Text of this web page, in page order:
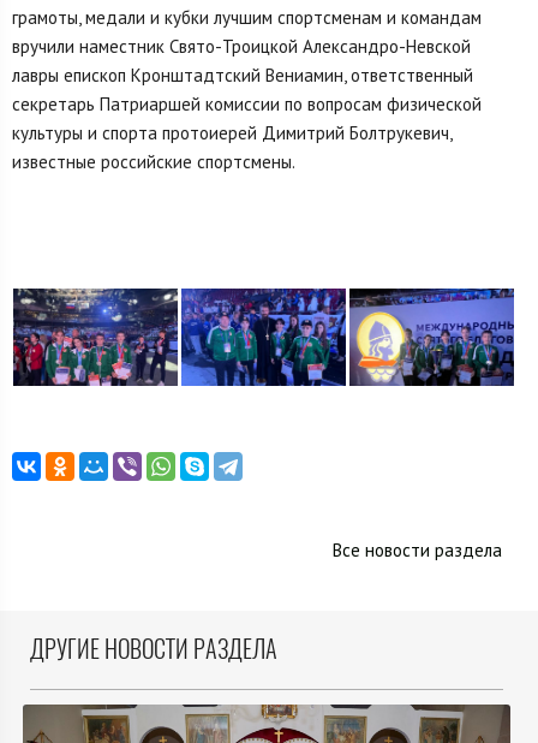
грамоты, медали и кубки лучшим спортсменам и командам
вручили наместник Свято-Троицкой Александро-Невской
лавры епископ Кронштадтский Вениамин, ответственный
секретарь Патриаршей комиссии по вопросам физической
культуры и спорта протоиерей Димитрий Болтрукевич,
известные российские спортсмены.
Все новости раздела
ДРУГИЕ НОВОСТИ РАЗДЕЛА